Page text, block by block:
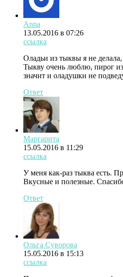
Anna
13.05.2016 в 07:26
ссылка
Оладьи из тыквы я не
Тыкву очень люблю, пирог
значит и оладушки не
Ответ
Маргарита
15.05.2016 в 11:29
ссылка
У меня как-раз тыква есть.
Вкусные и полезные.
Ответ
Ольга Суворова
15.05.2016 в 15:13
ссылка